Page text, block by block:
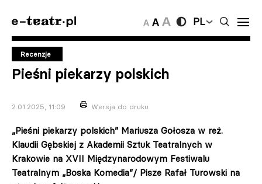
PL
Recenzje
Pieśni piekarzy polskich
2.01.2025, 11:09 Wersja do druku
„Pieśni piekarzy polskich” Mariusza Gołosza w reż.
Klaudii Gębskiej z Akademii Sztuk Teatralnych w
Krakowie na XVII Międzynarodowym Festiwalu
Teatralnym „Boska Komedia”/ Pisze Rafał Turowski na